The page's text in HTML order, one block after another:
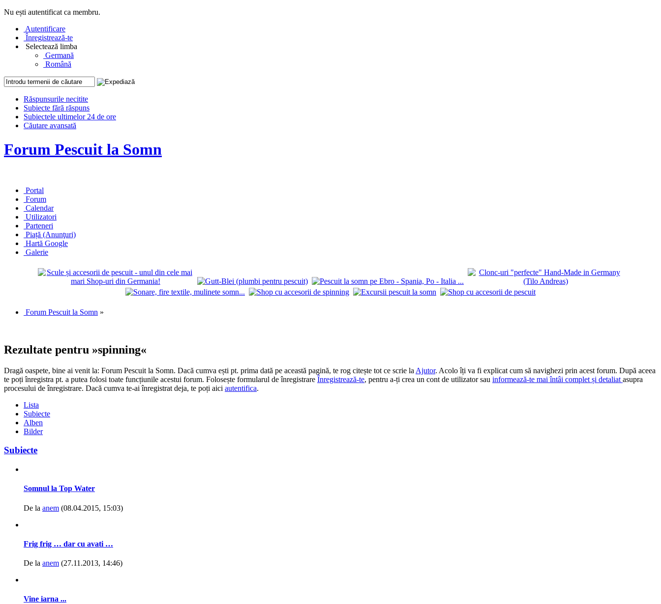
Nu ești autentificat ca membru.
Autentificare
Înregistrează-te
Selectează limba
Germană
Română
Răspunsurile necitite
Subiecte fără răspuns
Subiectele ultimelor 24 de ore
Căutare avansată
Forum Pescuit la Somn
Portal
Forum
Calendar
Utilizatori
Parteneri
Piață (Anunţuri)
Hartă Google
Galerie
Forum Pescuit la Somn »
Rezultate pentru »spinning«
Dragă oaspete, bine ai venit la: Forum Pescuit la Somn. Dacă cumva ești pt. prima dată pe această pagină, te rog citește tot ce scrie la Ajutor. Acolo îți va fi explicat cum să navighezi prin acest forum. După aceea
te poți înregistra pt. a putea folosi toate funcțiunile acestui forum. Folosește formularul de înregistrare Înregistrează-te, pentru a-ți crea un cont de utilizator sau informează-te mai întâi complet și detaliat asupra
procesului de înregistrare. Dacă cumva te-ai înregistrat deja, te poți aici autentifica.
Lista
Subiecte
Alben
Bilder
Subiecte
Somnul la Top Water
De la anem (08.04.2015, 15:03)
Frig frig … dar cu avati …
De la anem (27.11.2013, 14:46)
Vine iarna ...